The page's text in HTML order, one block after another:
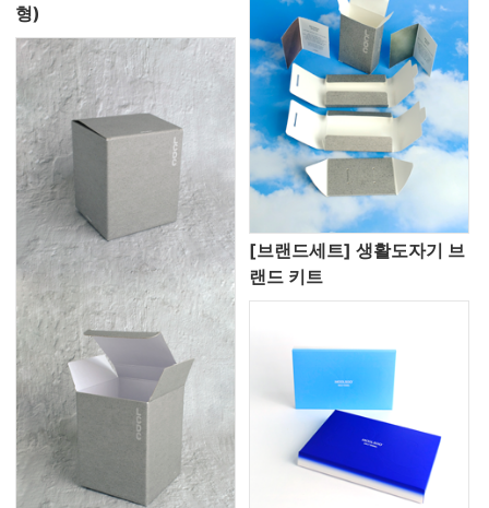
형)
[브랜드세트] 생활도자기 브
랜드 키트